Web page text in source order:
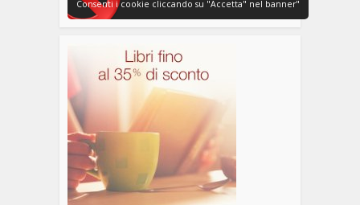
Consenti i cookie cliccando su "Accetta" nel banner"